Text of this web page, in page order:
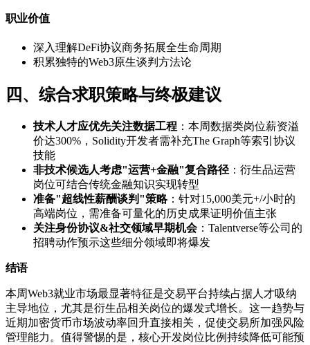
职业价值
深入理解DeFi协议商务拓展全生命周期
积累独特的Web3原生谈判方法论
四、综合求职策略与终极建议
技术人才应优先关注数据工程 ：本周数据类岗位薪资溢
价达300%，Solidity开发者需补充The Graph等索引协议
技能
非技术候选人考虑"运营+金融"复合路径 ：衍生品运营
岗位可结合传统金融知识实现转型
准备"超线性薪酬谈判"策略：针对15,000美元+/小时的
高端岗位，需准备可量化的历史成果证明价值主张
关注身份协议&社交领域早期机会：Talentverse等公司的
招聘动作预示这些细分领域即将爆发
结语
本周Web3就业市场最显著特征是交易平台持续占据人才吸纳
主导地位，尤其是衍生品相关岗位的爆发式增长。这一趋势与
近期加密货币市场波动率回升直接相关，促使交易所加强风险
管理能力。值得警惕的是，核心开发岗位比例持续降低可能预